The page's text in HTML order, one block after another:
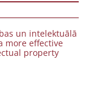
un intelektuālā
more effective
property